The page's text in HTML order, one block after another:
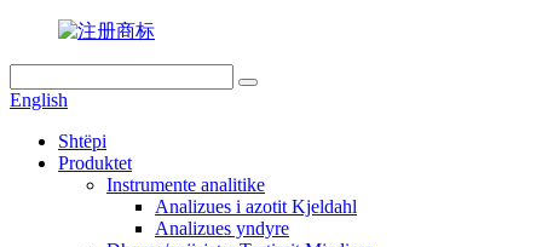
English
Shtëpi
Produktet
Instrumente analitike
Analizues i azotit Kjeldahl
Analizues yndyre